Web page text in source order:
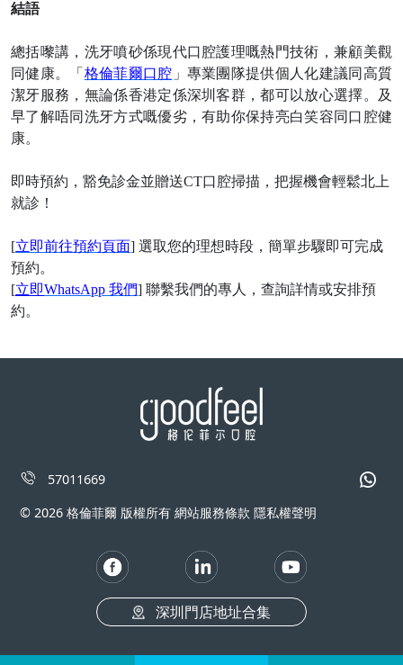
結語
總括嚟講，洗牙噴砂係現代口腔護理嘅熱門技術，兼顧美觀
同健康。「 格倫菲爾口腔 」專業團隊提供個人化建議同高質
潔牙服務，無論係香港定係深圳客群，都可以放心選擇。及
早了解唔同洗牙方式嘅優劣，有助你保持亮白笑容同口腔健
康。
即時預約，豁免診金並贈送CT口腔掃描，把握機會輕鬆北上
就診 ！
[立即前往預約頁面] 選取您的理想時段，簡單步驟即可完成
預約。
[立即WhatsApp 我們] 聯繫我們的專人，查詢詳情或安排預
約。
57011669
© 2026 格倫菲爾 版權所有 網站服務條款 隱私權聲明
深圳門店地址合集